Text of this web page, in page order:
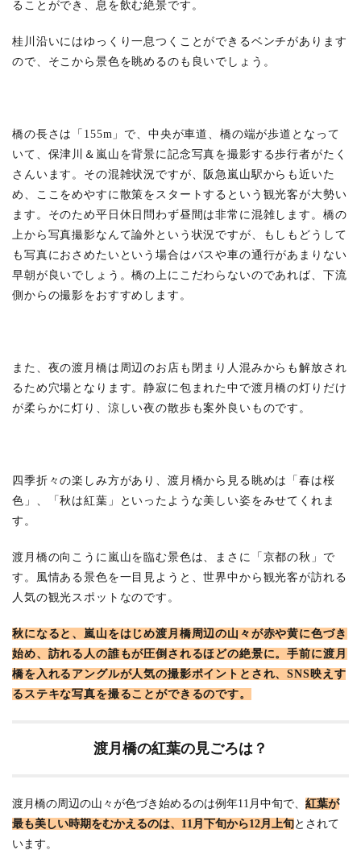
車
トロ
ッコ
竹林
の道
6.7
県道
29号
線沿
いの
6.8
6.9
足湯
映画や
渡月橋
6.11
満たす
ことが
お店
ることができ、息を飲む絶景です。
桂川沿いにはゆっくり一息つくことができるベンチがあります
ので、そこから景色を眺めるのも良いでしょう。
橋の長さは「155m」で、中央が車道、橋の端が歩道となって
いて、保津川＆嵐山を背景に記念写真を撮影する歩行者がたく
さんいます。その混雑状況ですが、阪急嵐山駅からも近いた
め、ここをめやすに散策をスタートするという観光客が大勢い
ます。そのため平日休日問わず昼間は非常に混雑します。橋の
上から写真撮影なんて論外という状況ですが、もしもどうして
も写真におさめたいという場合はバスや車の通行があまりない
早朝が良いでしょう。橋の上にこだわらないのであれば、下流
側からの撮影をおすすめします。
また、夜の渡月橋は周辺のお店も閉まり人混みからも解放され
るため穴場となります。静寂に包まれた中で渡月橋の灯りだけ
が柔らかに灯り、涼しい夜の散歩も案外良いものです。
四季折々の楽しみ方があり、渡月橋から見る眺めは「春は桜
色」、「秋は紅葉」といったような美しい姿をみせてくれま
す。
渡月橋の向こうに嵐山を臨む景色は、まさに「京都の秋」で
す。風情ある景色を一目見ようと、世界中から観光客が訪れる
人気の観光スポットなのです。
秋になると、嵐山をはじめ渡月橋周辺の山々が赤や黄に色づき
始め、訪れる人の誰もが圧倒されるほどの絶景に。手前に渡月
橋を入れるアングルが人気の撮影ポイントとされ、SNS映えす
るステキな写真を撮ることができるのです。
渡月橋の紅葉の見ごろは？
渡月橋の周辺の山々が色づき始めるのは例年11月中旬で、 紅葉が
最も美しい時期をむかえるのは、11月下旬から12月上旬とされて
います。